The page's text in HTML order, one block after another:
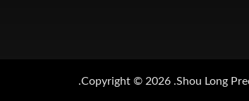
Copyright © 2026 Shou Long